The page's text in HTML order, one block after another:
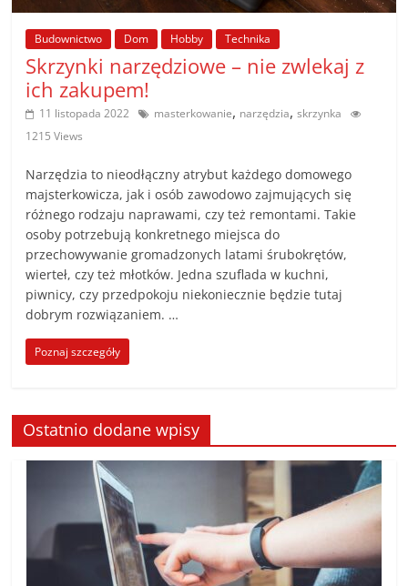
poradniki.
Porady
praktyczne
porady
wskazówki
poradniki
na
każdy
temat
Budownictwo Dom Hobby Technika
Skrzynki narzędziowe – nie zwlekaj z
ich zakupem!
11 listopada 2022 masterkowanie, narzędzia,skrzynka
1215 Views
Narzędzia to nieodłączny atrybut każdego domowego
majsterkowicza, jak i osób zawodowo zajmujących się
różnego rodzaju naprawami, czy też remontami. Takie
osoby potrzebują konkretnego miejsca do
przechowywanie gromadzonych latami śrubokrętów,
wierteł, czy też młotków. Jedna szuflada w kuchni,
piwnicy, czy przedpokoju niekoniecznie będzie tutaj
dobrym rozwiązaniem. …
Poznaj szczegóły
Ostatnio dodane wpisy